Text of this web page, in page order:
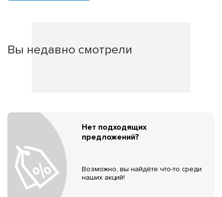
Вы недавно смотрели
Нет подходящих
предложений?
Возможно, вы найдёте что-то среди
наших акций!